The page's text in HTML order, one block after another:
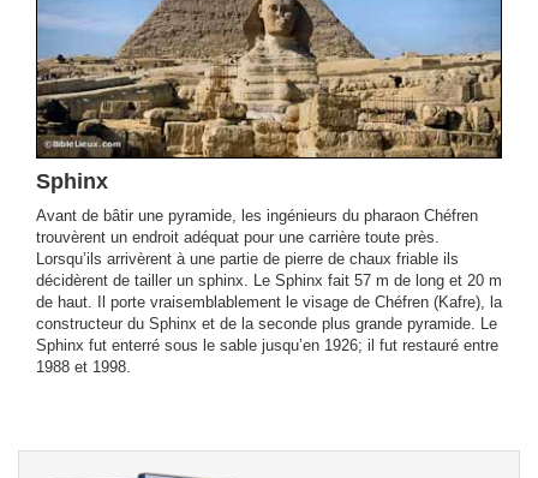
Sphinx
Avant de bâtir une pyramide, les ingénieurs du pharaon Chéfren
trouvèrent un endroit adéquat pour une carrière toute près.
Lorsqu’ils arrivèrent à une partie de pierre de chaux friable ils
décidèrent de tailler un sphinx. Le Sphinx fait 57 m de long et 20 m
de haut. Il porte vraisemblablement le visage de Chéfren (Kafre), la
constructeur du Sphinx et de la seconde plus grande pyramide. Le
Sphinx fut enterré sous le sable jusqu’en 1926; il fut restauré entre
1988 et 1998.